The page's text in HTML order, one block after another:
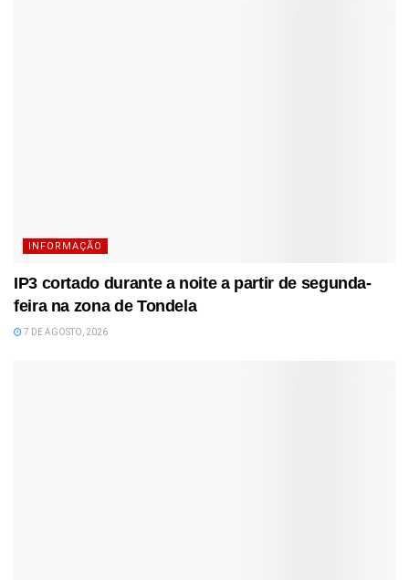
INFORMAÇÃO
IP3 cortado durante a noite a partir de segunda-
feira na zona de Tondela
7 DE AGOSTO, 2026